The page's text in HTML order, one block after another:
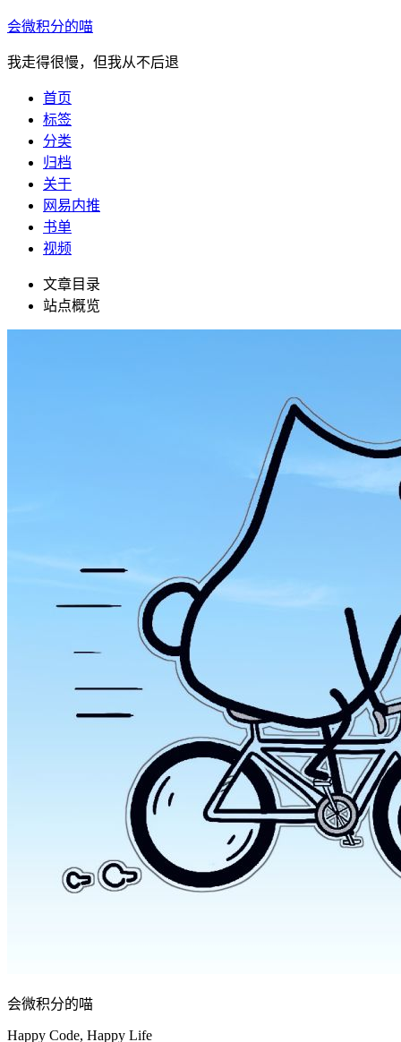
会微积分的喵
我走得很慢，但我从不后退
首页
标签
分类
归档
关于
网易内推
书单
视频
文章目录
站点概览
会微积分的喵
Happy Code, Happy Life